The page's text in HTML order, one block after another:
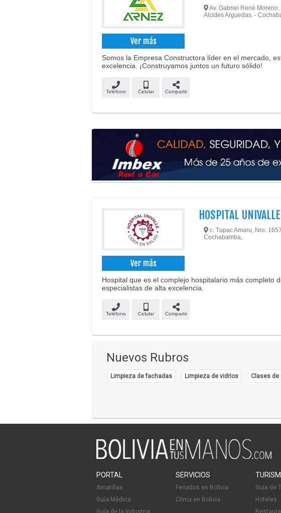
Ver más
Av. Gabriel René
Alcides Arguedas. -
Somos la Empresa Constructora líder en el mercado,
excelencia. ¡Construyamos juntos un futuro sólido!
Teléfono Celular Compartir
Ver más
HOSPITAL
c. Tupac Amaru, Nro.
Cochabamba,
Hospital que es el complejo hospitalario más completo
especialistas de alta excelencia.
Teléfono Celular Compartir
Nuevos Rubros
Limpieza de fachadas Limpieza de vidrios Clases de
PORTAL
Amarillas
Guía Médica
Guía de la Industria
SERVICIOS
Feriados en Bolivia
Clima en Bolivia
Guía de
Hoteles